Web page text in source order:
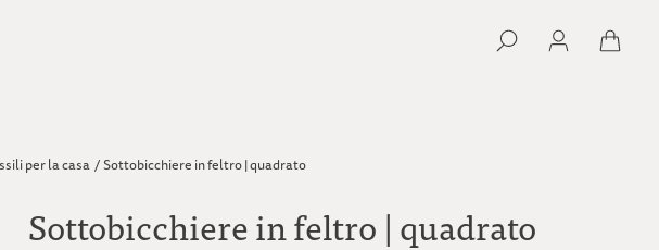
per la casa /Sottobicchiere in feltro | quadrato
Sottobicchiere in feltro | quadrato